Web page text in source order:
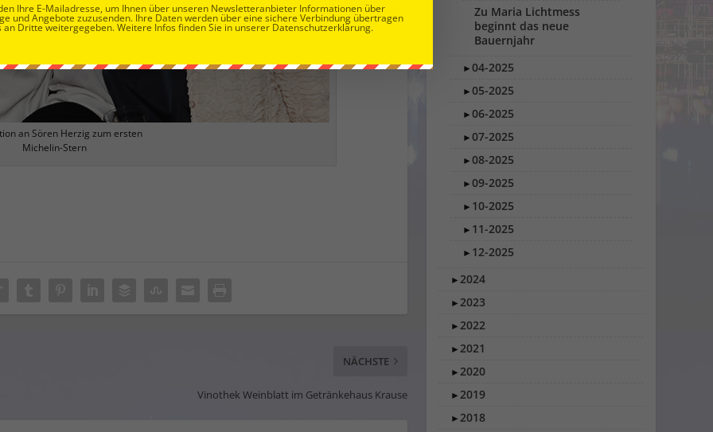
an Sören Herzig zum ersten
Michelin-Stern
NÄCHSTE
Vinothek Weinblatt im Getränkehaus Krause
Zu Maria Lichtmess
beginnt das neue
Bauernjahr
►04-2025
►05-2025
►06-2025
►07-2025
►08-2025
►09-2025
► 10-2025
► 11-2025
► 12-2025
►2024
►2023
►2022
►2021
►2020
►2019
►2018
Ihre E-Mailadresse, um Ihnen über unseren Newsletteranbieter Informationen über
und Angebote zuzusenden. Ihre Daten werden über eine sichere Verbindung übertragen
an Dritte weitergegeben. Weitere Infos finden Sie in unserer Datenschutzerklärung.